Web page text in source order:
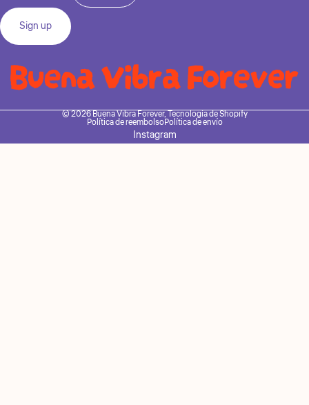
Sign up
© 2026Buena Vibra Forever,Tecnología de Shopify
Política de reembolsoPolítica de envío
Instagram